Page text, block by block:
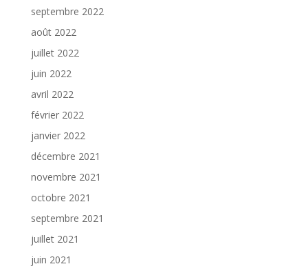
septembre 2022
août 2022
juillet 2022
juin 2022
avril 2022
février 2022
janvier 2022
décembre 2021
novembre 2021
octobre 2021
septembre 2021
juillet 2021
juin 2021